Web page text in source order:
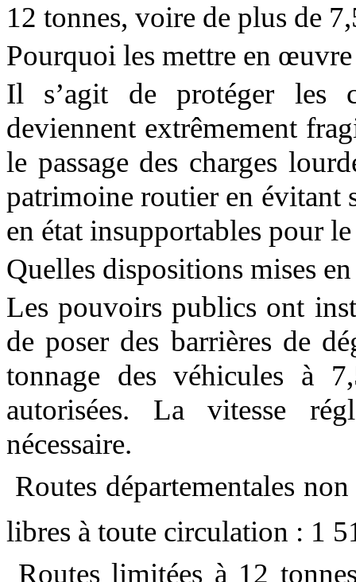
12 tonnes, voire de plus de
Pourquoi les mettre en œuvre
Il s’agit de protéger les
deviennent extrêmement
le passage des charges
patrimoine routier en évitant
en état insupportables pour
Quelles dispositions mises
Les pouvoirs publics ont
de poser des barrières de
tonnage des véhicules à
autorisées. La vitesse
nécessaire.
 Routes départementales
libres à toute circulation : 1
 Routes limitées à 12